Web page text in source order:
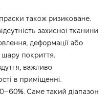
також ризиковане.
захисної тканини
деформації або
шару покриття.
важливо
в приміщенні.
Саме такий діапазон